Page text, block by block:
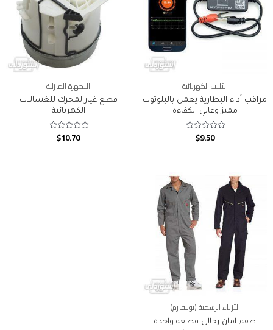
الآلات الكهربائية
مراقب أداء البطارية يعمل بالبلوتوث
مميز وعالي الكفاءة
Rated
$9.50
الاجهزة المنزلية
قطع غيار لمحرك للغسالات
الكهربائية
Rated
$10.70
الأزياء الرسمية (يونيفيرم)
طقم امان رجالي قطعة واحدة